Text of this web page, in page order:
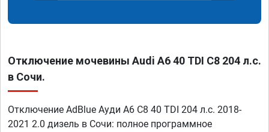
Отключение мочевины Audi A6 40 TDI C8 204 л.с.
в Сочи.
Отключение AdBlue Ауди A6 C8 40 TDI 204 л.с. 2018-
2021 2.0 дизель в Сочи: полное программное